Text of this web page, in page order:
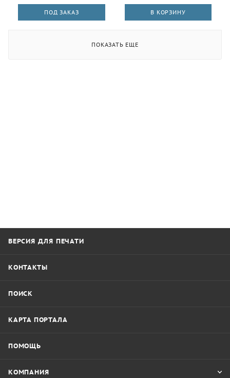
ПОД ЗАКАЗ В КОРЗИНУ
ПОКАЗАТЬ ЕЩЕ
ВЕРСИЯ ДЛЯ ПЕЧАТИ
КОНТАКТЫ
ПОИСК
КАРТА ПОРТАЛА
ПОМОЩЬ
КОМПАНИЯ